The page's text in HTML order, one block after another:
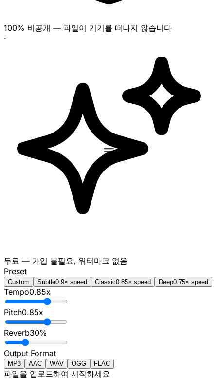
100% 비공개 — 파일이 기기를 떠나지 않습니다
·
무료 — 가입 불필요, 워터마크 없음
Preset
Custom Subtle0.9× speed Classic0.85× speed Deep0.75× speed
Tempo0.85x
Pitch0.85x
Reverb30%
Output Format
MP3 AAC WAV OGG FLAC
파일을 업로드하여 시작하세요